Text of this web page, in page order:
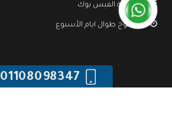
صفحة الفيس بوك
مفتوح طوال ايام الأسبوع
01108098347